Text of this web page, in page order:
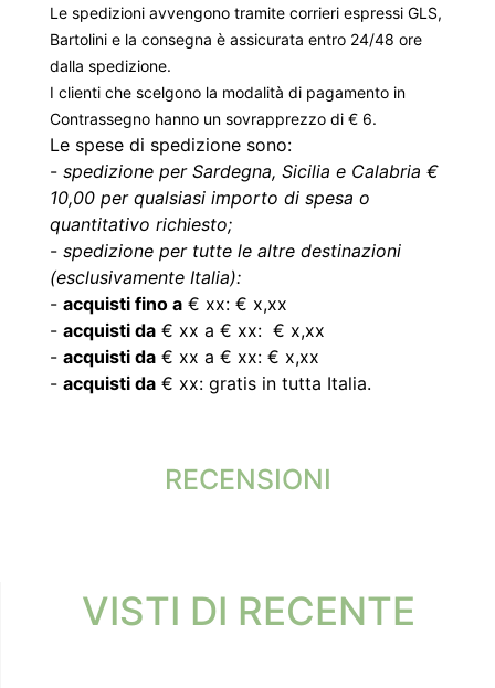
Le spedizioni avvengono tramite corrieri espressi GLS,
Bartolini e la consegna è assicurata entro 24/48 ore
dalla spedizione.
I clienti che scelgono la modalità di pagamento in
Contrassegno hanno un sovrapprezzo di € 6.
Le spese di spedizione sono:
- spedizione per Sardegna, Sicilia e Calabria €
10,00 per qualsiasi importo di spesa o
quantitativo richiesto;
- spedizione per tutte le altre destinazioni
(esclusivamente Italia):
- acquisti fino a € xx: € x,xx
- acquisti da € xx a € xx: € x,xx
- acquisti da € xx a € xx: € x,xx
- acquisti da € xx: gratis in tutta Italia.
RECENSIONI
VISTI DI RECENTE